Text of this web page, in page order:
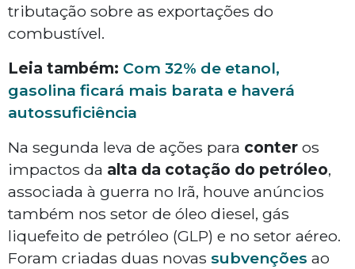
tributação sobre as exportações do
combustível.
Leia também: Com 32% de etanol,
gasolina ficará mais barata e haverá
autossuficiência
Na segunda leva de ações para conter os
impactos da alta da cotação do petróleo,
associada à guerra no Irã, houve anúncios
também nos setor de óleo diesel, gás
liquefeito de petróleo (GLP) e no setor aéreo.
Foram criadas duas novas subvenções ao